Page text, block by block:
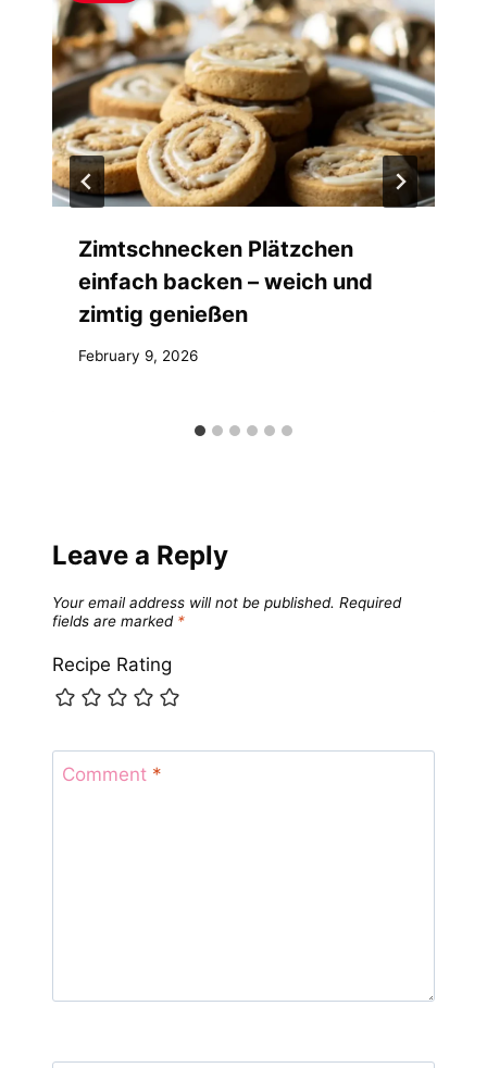
Zimtschnecken Plätzchen
einfach backen – weich und
zimtig genießen
February 9, 2026
Leave a Reply
Your email address will not be published. Required
fields are marked *
Recipe Rating
Comment *